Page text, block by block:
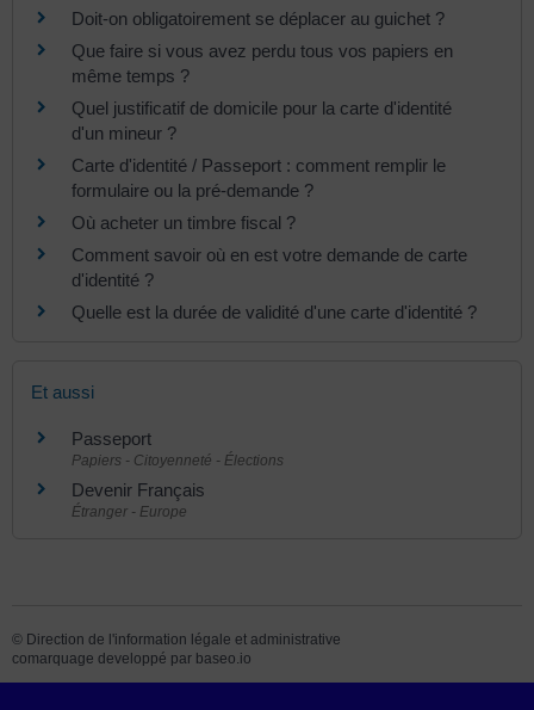
Doit-on obligatoirement se déplacer au guichet ?
Que faire si vous avez perdu tous vos papiers en
même temps ?
Quel justificatif de domicile pour la carte d'identité
d'un mineur ?
Carte d'identité / Passeport : comment remplir le
formulaire ou la pré-demande ?
Où acheter un timbre fiscal ?
Comment savoir où en est votre demande de carte
d'identité ?
Quelle est la durée de validité d'une carte d'identité ?
Et aussi
Passeport
Papiers - Citoyenneté - Élections
Devenir Français
Étranger - Europe
© Direction de l'information légale et administrative
comarquage developpé par baseo.io